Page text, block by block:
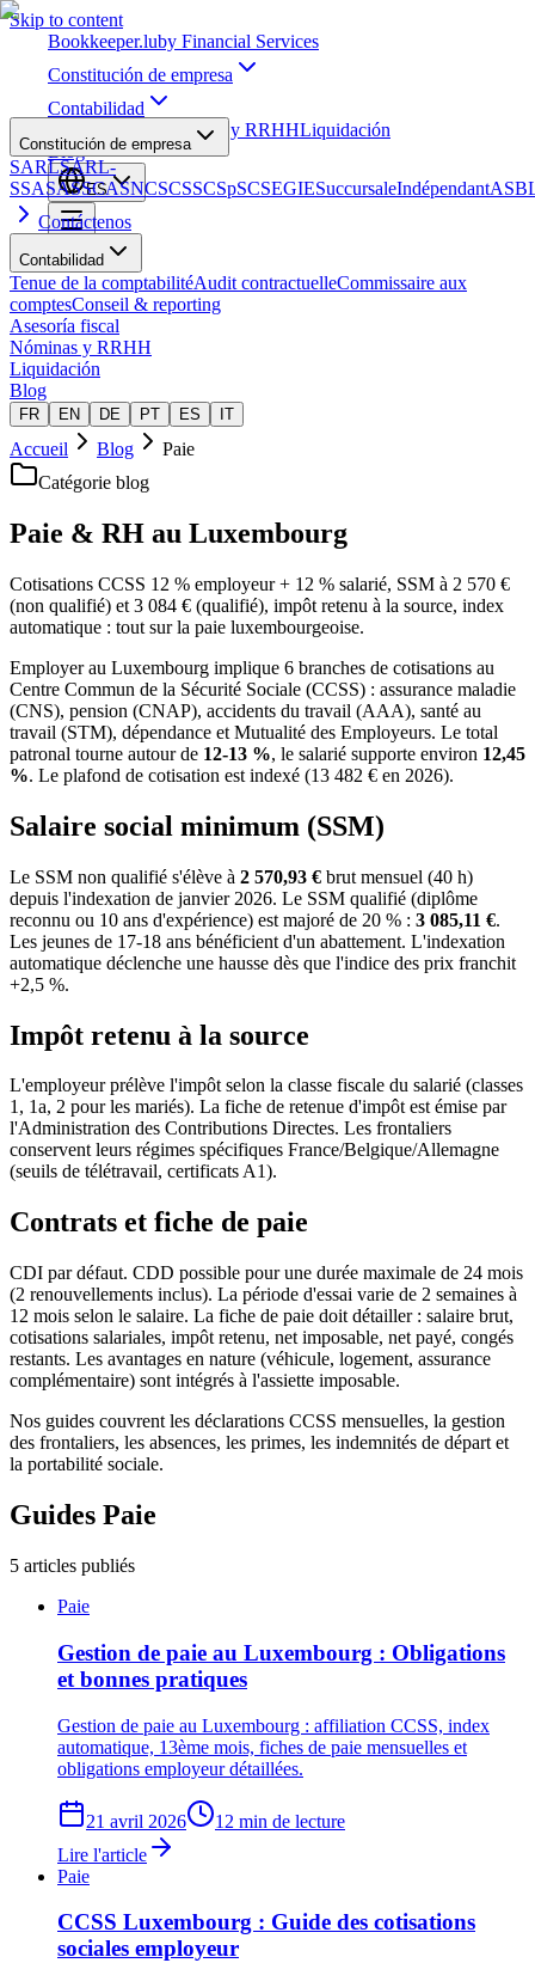
Skip to content
Bookkeeper.luby Financial Services
Constitución de empresa
Contabilidad
Nóminas y RRHHLiquidación
Blog
ES
Constitución de empresa
SARLSARL-
SSASASSCASNCSCSSCSpSCSEGIESuccursaleIndépendant
Contáctenos
Contabilidad
Tenue de la comptabilitéAudit contractuelleCommissaire aux
comptesConseil & reporting
Asesoría fiscal
Nóminas y RRHH
Liquidación
Blog
FR EN DE PT ES IT
Accueil Blog
Paie
Catégorie blog
Paie & RH au Luxembourg
Cotisations CCSS 12 % employeur + 12 % salarié, SSM à 2 570 €
(non qualifié) et 3 084 € (qualifié), impôt retenu à la source, index
automatique : tout sur la paie luxembourgeoise.
Employer au Luxembourg implique 6 branches de cotisations au
Centre Commun de la Sécurité Sociale (CCSS) : assurance maladie
(CNS), pension (CNAP), accidents du travail (AAA), santé au
travail (STM), dépendance et Mutualité des Employeurs. Le total
patronal tourne autour de 12-13 %, le salarié supporte environ 12,45
%. Le plafond de cotisation est indexé (13 482 € en 2026).
Salaire social minimum (SSM)
Le SSM non qualifié s'élève à 2 570,93 € brut mensuel (40 h)
depuis l'indexation de janvier 2026. Le SSM qualifié (diplôme
reconnu ou 10 ans d'expérience) est majoré de 20 % : 3 085,11 €.
Les jeunes de 17-18 ans bénéficient d'un abattement. L'indexation
automatique déclenche une hausse dès que l'indice des prix franchit
+2,5 %.
Impôt retenu à la source
L'employeur prélève l'impôt selon la classe fiscale du salarié (classes
1, 1a, 2 pour les mariés). La fiche de retenue d'impôt est émise par
l'Administration des Contributions Directes. Les frontaliers
conservent leurs régimes spécifiques France/Belgique/Allemagne
(seuils de télétravail, certificats A1).
Contrats et fiche de paie
CDI par défaut. CDD possible pour une durée maximale de 24 mois
(2 renouvellements inclus). La période d'essai varie de 2 semaines à
12 mois selon le salaire. La fiche de paie doit détailler : salaire brut,
cotisations salariales, impôt retenu, net imposable, net payé, congés
restants. Les avantages en nature (véhicule, logement, assurance
complémentaire) sont intégrés à l'assiette imposable.
Nos guides couvrent les déclarations CCSS mensuelles, la gestion
des frontaliers, les absences, les primes, les indemnités de départ et
la portabilité sociale.
Guides Paie
5 articles publiés
Paie
Gestion de paie au Luxembourg : Obligations
et bonnes pratiques
Gestion de paie au Luxembourg : affiliation CCSS, index
automatique, 13ème mois, fiches de paie mensuelles et
obligations employeur détaillées.
21 avril 2026
12 min de lecture
Lire l'article
Paie
CCSS Luxembourg : Guide des cotisations
sociales employeur